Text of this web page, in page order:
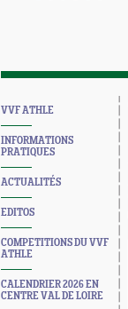
VVF ATHLE
INFORMATIONS
PRATIQUES
ACTUALITÉS
EDITOS
COMPETITIONS DU VVF
ATHLE
CALENDRIER 2026 EN
CENTRE VAL DE LOIRE